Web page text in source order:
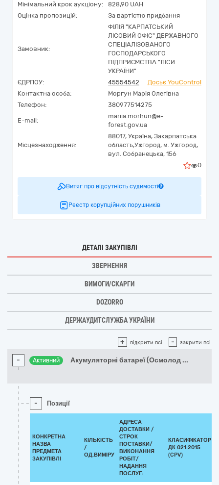
Мінімальний крок аукціону:
828,90 UAH
Оцінка пропозицій:
За вартістю придбання
Замовник:
ФІЛІЯ "КАРПАТСЬКИЙ
ЛІСОВИЙ ОФІС" ДЕРЖАВНОГО
СПЕЦІАЛІЗОВАНОГО
ГОСПОДАРСЬКОГО
ПІДПРИЄМСТВА "ЛІСИ
УКРАЇНИ"
ЄДРПОУ:
45554542
Досьє YouControl
Контактна особа:
Моргун Марія Олегівна
Телефон:
380977514275
E-mail:
mariia.morhun@e-
forest.gov.ua
Місцезнаходження:
88017, Україна, Закарпатська
область,Ужгород, м. Ужгород,
вул. Собранецька, 156
0
Витяг про відсутність судимості
Реєстр корупційних порушників
ДЕТАЛІ ЗАКУПІВЛІ
ЗВЕРНЕННЯ
ВИМОГИ/СКАРГИ
DOZORRO
ДЕРЖАУДИТСЛУЖБА УКРАЇНИ
+ відкрити всі - закрити всі
- Активний Акумуляторні батареї (Осмолод ...
- Позиції
КОНКРЕТНА
НАЗВА
ПРЕДМЕТА
ЗАКУПІВЛІ
КІЛЬКІСТЬ
/
ОД.ВИМІРУ
АДРЕСА
ДОСТАВКИ /
СТРОК
ПОСТАВКИ/
ВИКОНАННЯ
РОБІТ/
НАДАННЯ
ПОСЛУГ:
КЛАСИФІКАТОР
ДК 021:2015
(CPV)